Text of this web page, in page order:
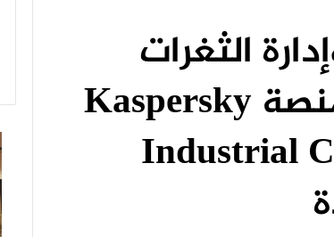
الثغرات
ومزايا أخرى في منصة Kaspersky
Industrial